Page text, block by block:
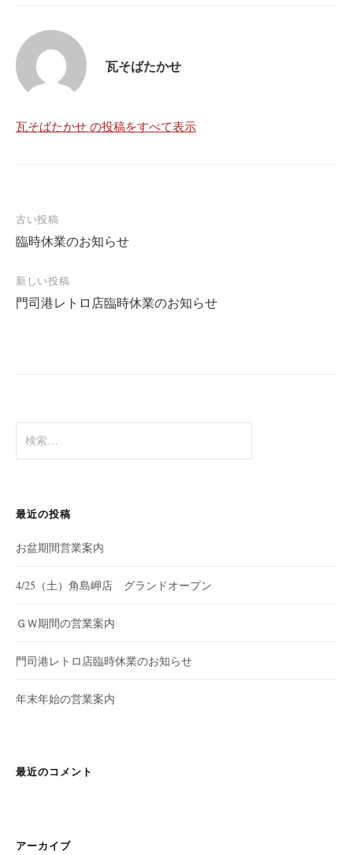
瓦そばたかせ
瓦そばたかせ の投稿をすべて表示
稿
ナ
ョ
ン
古い投稿
臨時休業のお知らせ
新しい投稿
門司港レトロ店臨時休業のお知らせ
索
最近の投稿
お盆期間営業案内
4/25（土）角島岬店 グランドオープン
ＧＷ期間の営業案内
門司港レトロ店臨時休業のお知らせ
年末年始の営業案内
最近のコメント
アーカイブ